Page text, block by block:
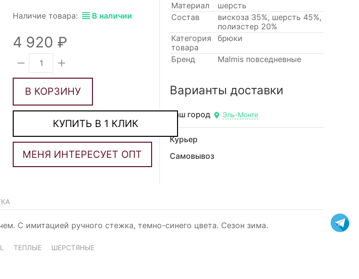
Наличие товара: В наличии
4 920
В КОРЗИНУ
КУПИТЬ В 1 КЛИК
Материал
шерсть
Состав
вискоза 35%, шерсть 45%,
полиэстер 20%
Категория
товара
брюки
Бренд Malmis повседневные
Варианты доставки
Ваш город Эль-Монте
Курьер
Самовывоз
С имитацией ручного стежка, темно-синего цвета. Сезон зима.
ТЕПЛЫЕ ШЕРСТЯНЫЕ